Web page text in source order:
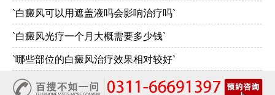
`白癜风可以用遮盖液吗会影响治疗吗`
`白癜风光疗一个月大概需要多少钱`
`哪些部位的白癜风治疗效果相对较好`